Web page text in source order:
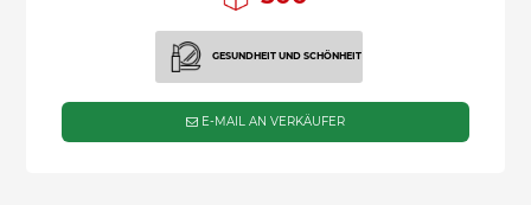
GESUNDHEIT UND SCHÖNHEIT
E-MAIL AN VERKÄUFER